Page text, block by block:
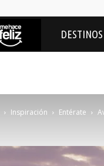
MeDESTINOS
Inspiración Entérate